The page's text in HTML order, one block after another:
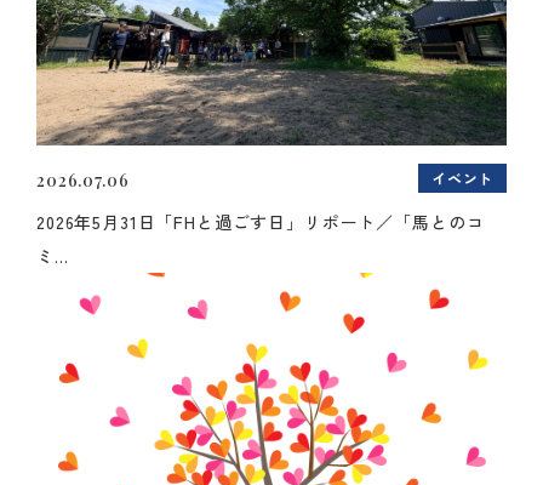
2026.07.06 イベント
2026年5月31日「FHと過ごす日」リポート／「馬とのコ
ミ...